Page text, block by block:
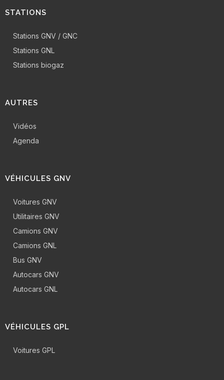
STATIONS
Stations GNV / GNC
Stations GNL
Stations biogaz
AUTRES
Vidéos
Agenda
VÉHICULES GNV
Voitures GNV
Utilitaires GNV
Camions GNV
Camions GNL
Bus GNV
Autocars GNV
Autocars GNL
VÉHICULES GPL
Voitures GPL